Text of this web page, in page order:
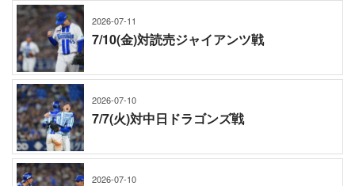
2026-07-11
7/10(金)対読売ジャイアンツ戦
2026-07-10
7/7(火)対中日ドラゴンズ戦
2026-07-10